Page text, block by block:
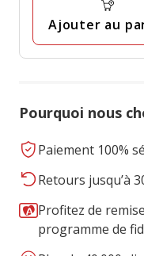
final
12.25€
Ajouter au
Pourquoi nous
Paiement 100%
Retours jusqu’à
Profitez de
programme de